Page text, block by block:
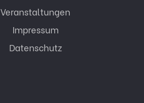
Veranstaltungen
Impressum
Datenschutz